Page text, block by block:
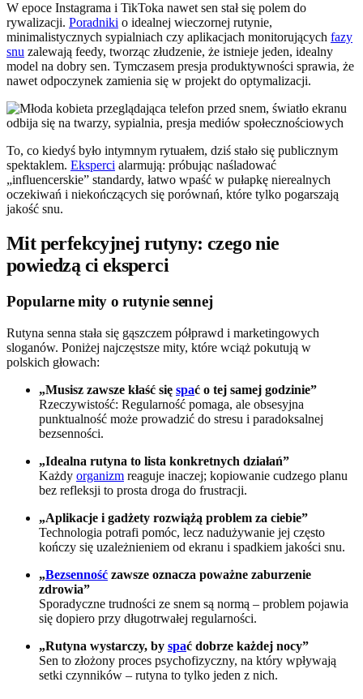
W epoce Instagrama i TikToka nawet sen stał się polem do
rywalizacji. Poradniki o idealnej wieczornej rutynie,
minimalistycznych sypialniach czy aplikacjach monitorujących fazy
snu zalewają feedy, tworząc złudzenie, że istnieje jeden, idealny
model na dobry sen. Tymczasem presja produktywności sprawia, że
nawet odpoczynek zamienia się w projekt do optymalizacji.
To, co kiedyś było intymnym rytuałem, dziś stało się publicznym
spektaklem. Eksperci alarmują: próbując naśladować
„influencerskie” standardy, łatwo wpaść w pułapkę nierealnych
oczekiwań i niekończących się porównań, które tylko pogarszają
jakość snu.
Mit perfekcyjnej rutyny: czego nie
powiedzą ci eksperci
Popularne mity o rutynie sennej
Rutyna senna stała się gąszczem półprawd i marketingowych
sloganów. Poniżej najczęstsze mity, które wciąż pokutują w
polskich głowach:
„Musisz zawsze kłaść się spać o tej samej godzinie”
Rzeczywistość: Regularność pomaga, ale obsesyjna
punktualność może prowadzić do stresu i paradoksalnej
bezsenności.
„Idealna rutyna to lista konkretnych działań”
Każdy organizm reaguje inaczej; kopiowanie cudzego planu
bez refleksji to prosta droga do frustracji.
„Aplikacje i gadżety rozwiążą problem za ciebie”
Technologia potrafi pomóc, lecz nadużywanie jej często
kończy się uzależnieniem od ekranu i spadkiem jakości snu.
„Bezsenność zawsze oznacza poważne zaburzenie
zdrowia”
Sporadyczne trudności ze snem są normą – problem pojawia
się dopiero przy długotrwałej regularności.
„Rutyna wystarczy, by spać dobrze każdej nocy”
Sen to złożony proces psychofizyczny, na który wpływają
setki czynników – rutyna to tylko jeden z nich.